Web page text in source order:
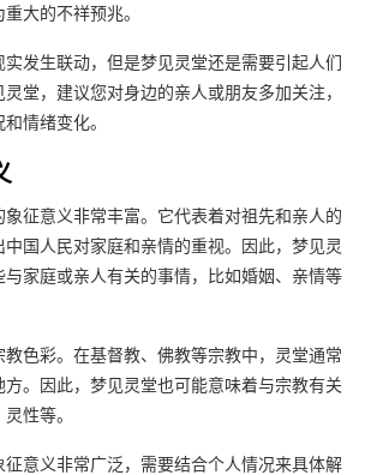
大的不祥预兆。
实发生联动，但是梦见灵堂还是需要引起人们
堂，建议您对身边的亲人或朋友多加关注，
情绪变化。
征意义非常丰富。它代表着对祖先和亲人的
国人民对家庭和亲情的重视。因此，梦见灵
家庭或亲人有关的事情，比如婚姻、亲情等
色彩。在基督教、佛教等宗教中，灵堂通常
。因此，梦见灵堂也可能意味着与宗教有关
性等。
意义非常广泛，需要结合个人情况来具体解